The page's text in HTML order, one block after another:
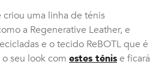
criou uma linha de ténis
a Regenerative Leather, e
e o tecido ReBOTL que é
seu look com estes ténise ficará